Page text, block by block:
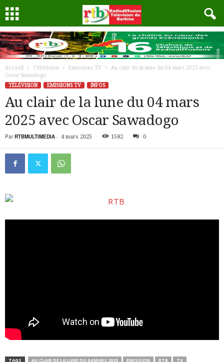
Accueil Télévision Emissions TV
Au clair de la lune du 04 mars 2025 avec
Oscar Sawadogo
TÉLÉVISION
EMISSIONS TV INFOS
Au clair de la lune du 04 mars
2025 avec Oscar Sawadogo
Par RTBMULTIMEDIA - 4 mars 2025 1582 0
TAGS AU CLAIR DE LA LUNE DU 04 MARS 2025 EMISSION RTB TV